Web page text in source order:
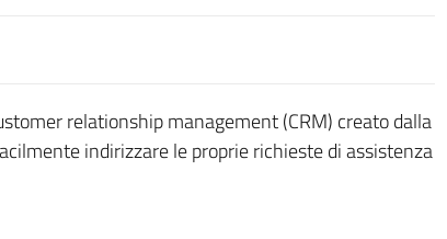
relationship management (CRM) creato dalla
indirizzare le proprie richieste di assistenza